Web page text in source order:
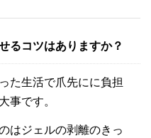
るコツはありますか？
た生活で爪先にに負担
事です。
はジェルの剥離のきっ